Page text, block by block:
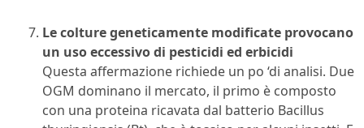
Le colture geneticamente modificate provocano
un uso eccessivo di pesticidi ed erbicidi
Questa affermazione richiede un po ‘di analisi. Due
OGM dominano il mercato, il primo è composto
con una proteina ricavata dal batterio Bacillus